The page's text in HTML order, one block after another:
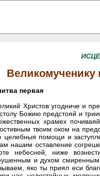
первая
Христов угодниче и
Божию предстояй и
храмех
твоим оком на
целебныя помощи и
нашим оставление
небесней, ниже
и духом
яко ты приял еси